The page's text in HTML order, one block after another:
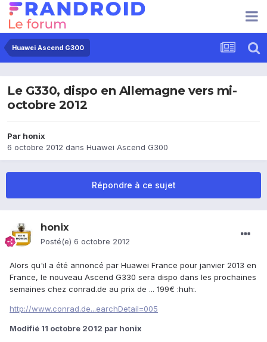
Huawei Ascend G300
Le G330, dispo en Allemagne vers mi-
octobre 2012
Par honix
6 octobre 2012 dans Huawei Ascend G300
Répondre à ce sujet
honix
Posté(e) 6 octobre 2012
Alors qu'il a été annoncé par Huawei France pour janvier 2013 en
France, le nouveau Ascend G330 sera dispo dans les prochaines
semaines chez conrad.de au prix de ... 199€ :huh:.
http://www.conrad.de...earchDetail=005
Modifié 11 octobre 2012 par honix